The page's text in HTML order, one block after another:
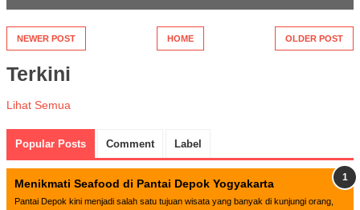
NEWER POST OLDER POST
HOME
Terkini
Lihat Semua
Popular Posts Comment Label
Menikmati Seafood di Pantai Depok Yogyakarta
Pantai Depok kini menjadi salah satu tujuan wisata yang banyak di kunjungi orang,